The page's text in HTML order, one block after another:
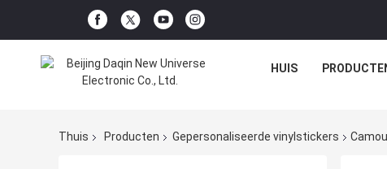
HUIS
Thuis Producten Gepersonaliseerde vinylstickers